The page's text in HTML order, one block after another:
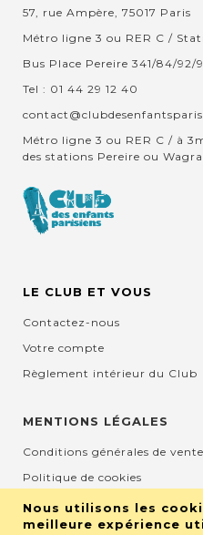
Nous utilisons les
meilleure expérience
57, rue Ampère, 75017 Paris
Métro ligne 3 ou RER C /
Bus Place Pereire 341/84/92/
Tel : 01 44 29 12 40
Métro ligne 3 ou RER C / à
des stations Pereire ou
LE CLUB ET VOUS
Contactez-nous
Votre compte
Règlement intérieur du Club
MENTIONS LÉGALES
Conditions générales de vente
Politique de cookies
Mentions légales et CGU
Protection de la vie privée